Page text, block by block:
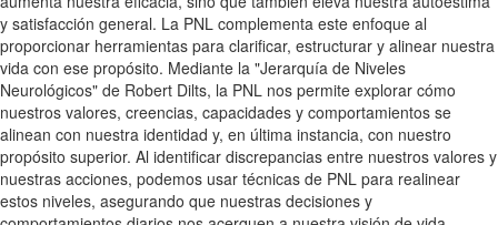
y satisfacción general. La PNL complementa este enfoque al
proporcionar herramientas para clarificar, estructurar y alinear nuestra
vida con ese propósito. Mediante la "Jerarquía de Niveles
Neurológicos" de Robert Dilts, la PNL nos permite explorar cómo
nuestros valores, creencias, capacidades y comportamientos se
alinean con nuestra identidad y, en última instancia, con nuestro
propósito superior. Al identificar discrepancias entre nuestros valores y
nuestras acciones, podemos usar técnicas de PNL para realinear
estos niveles, asegurando que nuestras decisiones y